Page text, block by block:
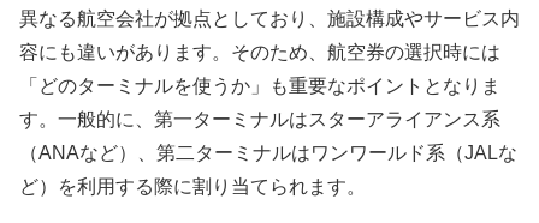
異なる航空会社が拠点としており、施設構成やサービス内
容にも違いがあります。そのため、航空券の選択時には
「どのターミナルを使うか」も重要なポイントとなりま
す。一般的に、第一ターミナルはスターアライアンス系
（ANAなど）、第二ターミナルはワンワールド系（JALな
ど）を利用する際に割り当てられます。